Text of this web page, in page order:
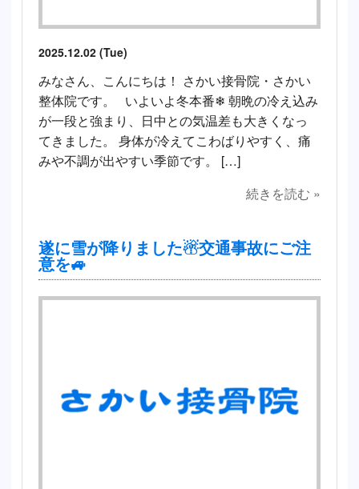
2025.12.02 (Tue)
みなさん、こんにちは！ さかい接骨院・さかい
整体院です。 いよいよ冬本番❄ 朝晩の冷え込み
が一段と強まり、日中との気温差も大きくなっ
てきました。 身体が冷えてこわばりやすく、痛
みや不調が出やすい季節です。 […]
続きを読む »
遂に雪が降りました☃交通事故にご注
意を🚙